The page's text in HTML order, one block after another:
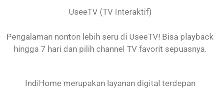
UseeTV (TV Interaktif)
Pengalaman nonton lebih seru di UseeTV! Bisa playback
hingga 7 hari dan pilih channel TV favorit sepuasnya.
IndiHome merupakan layanan digital terdepan